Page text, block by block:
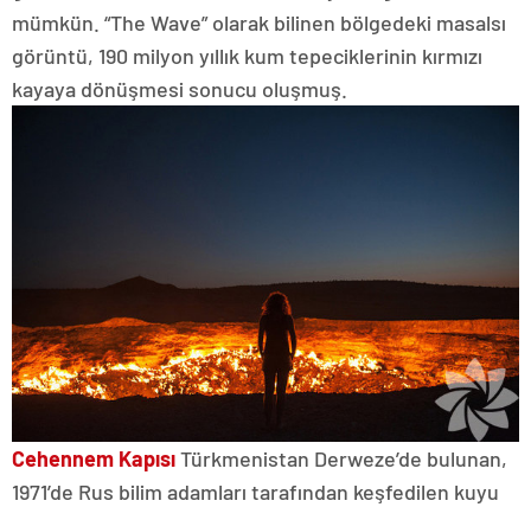
mümkün. “The Wave” olarak bilinen bölgedeki masalsı
görüntü, 190 milyon yıllık kum tepeciklerinin kırmızı
kayaya dönüşmesi sonucu oluşmuş.
Cehennem KapısıTürkmenistan Derweze’de bulunan,
1971’de Rus bilim adamları tarafından keşfedilen kuyu